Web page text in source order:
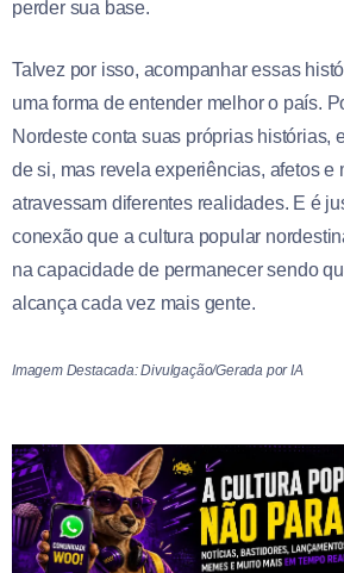
perder sua base.
Talvez por isso, acompanhar essas
uma forma de entender melhor o país.
Nordeste conta suas próprias histórias,
de si, mas revela experiências, afetos e
atravessam diferentes realidades. E é
conexão que a cultura popular
na capacidade de permanecer sendo
alcança cada vez mais gente.
Imagem Destacada: Divulgação/Gerada por IA